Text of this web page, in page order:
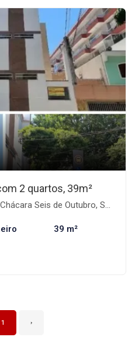
2 quartos, 39m²
Seis de Outubro, São Paulo-SP
39 m²
1 ›